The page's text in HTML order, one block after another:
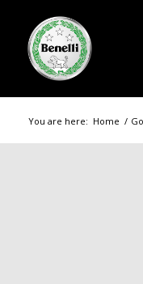
You are here: Home /